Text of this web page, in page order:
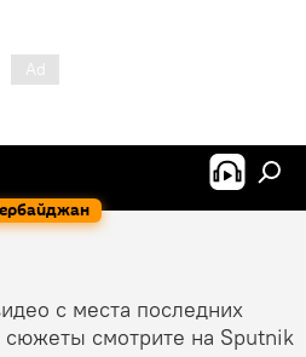
с места последних
смотрите на Sputnik